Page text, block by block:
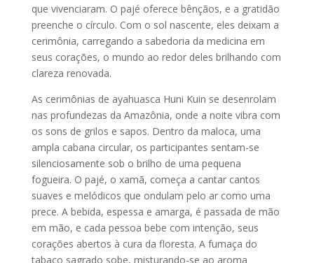
que vivenciaram. O pajé oferece bênçãos, e a gratidão
preenche o círculo. Com o sol nascente, eles deixam a
cerimônia, carregando a sabedoria da medicina em
seus corações, o mundo ao redor deles brilhando com
clareza renovada.
As cerimônias de ayahuasca Huni Kuin se desenrolam
nas profundezas da Amazônia, onde a noite vibra com
os sons de grilos e sapos. Dentro da maloca, uma
ampla cabana circular, os participantes sentam-se
silenciosamente sob o brilho de uma pequena
fogueira. O pajé, o xamã, começa a cantar cantos
suaves e melódicos que ondulam pelo ar como uma
prece. A bebida, espessa e amarga, é passada de mão
em mão, e cada pessoa bebe com intenção, seus
corações abertos à cura da floresta. A fumaça do
tabaco sagrado sobe, misturando-se ao aroma